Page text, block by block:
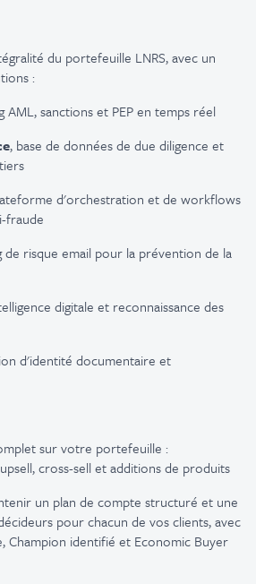
du portefeuille LNRS, avec un
:
AML, sanctions et PEPen temps réel
, base de données de due diligence et
tiers
d'orchestration et de workflows
fraude
de risque email pour la prévention de la
digitale et reconnaissance des
d'identité documentaire et
survotre portefeuille :
cross-sell et additions de produits
un plan de compte structuré et une
pour chacun de vosclients, avec
, Champion identifié et Economic Buyer